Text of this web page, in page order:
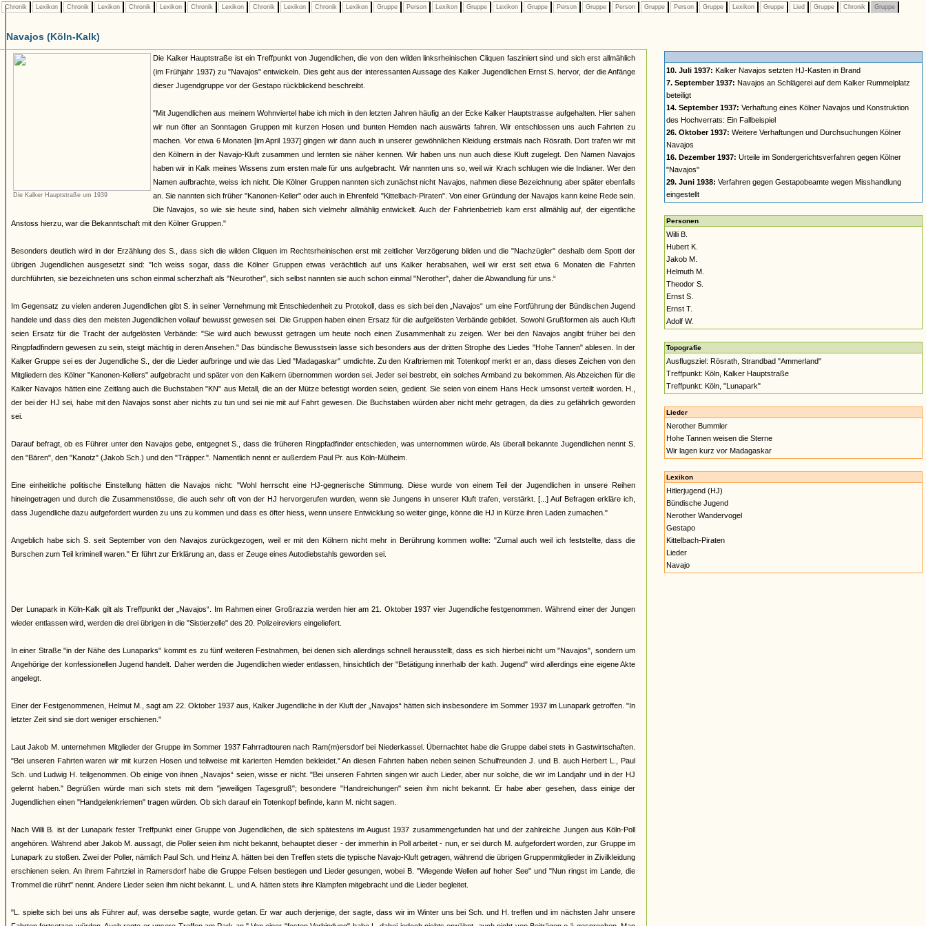
Chronik Lexikon Chronik Lexikon Chronik Lexikon Chronik Lexikon Chronik Lexikon Chronik Lexikon Gruppe Person Lexikon Gruppe Lexikon Gruppe Person Gruppe Person Gruppe Person Gruppe Lexikon Gruppe Lied Gruppe Chronik Gruppe
Navajos (Köln-Kalk)
Die Kalker Hauptstraße um 1939
Die Kalker Hauptstraße ist ein Treffpunkt von Jugendlichen, die von den wilden linksrheinischen Cliquen fasziniert sind und sich erst allmählich
(im Frühjahr 1937) zu "Navajos" entwickeln. Dies geht aus der interessanten Aussage des Kalker Jugendlichen Ernst S. hervor, der die Anfänge
dieser Jugendgruppe vor der Gestapo rückblickend beschreibt.
"Mit Jugendlichen aus meinem Wohnviertel habe ich mich in den letzten Jahren häufig an der Ecke Kalker Hauptstrasse aufgehalten. Hier sahen
wir nun öfter an Sonntagen Gruppen mit kurzen Hosen und bunten Hemden nach auswärts fahren. Wir entschlossen uns auch Fahrten zu
machen. Vor etwa 6 Monaten [im April 1937] gingen wir dann auch in unserer gewöhnlichen Kleidung erstmals nach Rösrath. Dort trafen wir mit
den Kölnern in der Navajo-Kluft zusammen und lernten sie näher kennen. Wir haben uns nun auch diese Kluft zugelegt. Den Namen Navajos
haben wir in Kalk meines Wissens zum ersten male für uns aufgebracht. Wir nannten uns so, weil wir Krach schlugen wie die Indianer. Wer den
Namen aufbrachte, weiss ich nicht. Die Kölner Gruppen nannten sich zunächst nicht Navajos, nahmen diese Bezeichnung aber später ebenfalls
an. Sie nannten sich früher "Kanonen-Keller" oder auch in Ehrenfeld "Kittelbach-Piraten". Von einer Gründung der Navajos kann keine Rede sein.
Die Navajos, so wie sie heute sind, haben sich vielmehr allmählig entwickelt. Auch der Fahrtenbetrieb kam erst allmählig auf, der eigentliche
Anstoss hierzu, war die Bekanntschaft mit den Kölner Gruppen."
Besonders deutlich wird in der Erzählung des S., dass sich die wilden Cliquen im Rechtsrheinischen erst mit zeitlicher Verzögerung bilden und die "Nachzügler" deshalb dem Spott der
übrigen Jugendlichen ausgesetzt sind: "Ich weiss sogar, dass die Kölner Gruppen etwas verächtlich auf uns Kalker herabsahen, weil wir erst seit etwa 6 Monaten die Fahrten
durchführten, sie bezeichneten uns schon einmal scherzhaft als "Neurother", sich selbst nannten sie auch schon einmal "Nerother", daher die Abwandlung für uns.“
Im Gegensatz zu vielen anderen Jugendlichen gibt S. in seiner Vernehmung mit Entschiedenheit zu Protokoll, dass es sich bei den „Navajos“ um eine Fortführung der Bündischen Jugend
handele und dass dies den meisten Jugendlichen vollauf bewusst gewesen sei. Die Gruppen haben einen Ersatz für die aufgelösten Verbände gebildet. Sowohl Grußformen als auch Kluft
seien Ersatz für die Tracht der aufgelösten Verbände: "Sie wird auch bewusst getragen um heute noch einen Zusammenhalt zu zeigen. Wer bei den Navajos angibt früher bei den
Ringpfadfindern gewesen zu sein, steigt mächtig in deren Ansehen." Das bündische Bewusstsein lasse sich besonders aus der dritten Strophe des Liedes "Hohe Tannen" ablesen. In der
Kalker Gruppe sei es der Jugendliche S., der die Lieder aufbringe und wie das Lied "Madagaskar" umdichte. Zu den Kraftriemen mit Totenkopf merkt er an, dass dieses Zeichen von den
Mitgliedern des Kölner "Kanonen-Kellers" aufgebracht und später von den Kalkern übernommen worden sei. Jeder sei bestrebt, ein solches Armband zu bekommen. Als Abzeichen für die
Kalker Navajos hätten eine Zeitlang auch die Buchstaben "KN" aus Metall, die an der Mütze befestigt worden seien, gedient. Sie seien von einem Hans Heck umsonst verteilt worden. H.,
der bei der HJ sei, habe mit den Navajos sonst aber nichts zu tun und sei nie mit auf Fahrt gewesen. Die Buchstaben würden aber nicht mehr getragen, da dies zu gefährlich geworden
sei.
Darauf befragt, ob es Führer unter den Navajos gebe, entgegnet S., dass die früheren Ringpfadfinder entschieden, was unternommen würde. Als überall bekannte Jugendlichen nennt S.
den "Bären", den "Kanotz" (Jakob Sch.) und den "Träpper.". Namentlich nennt er außerdem Paul Pr. aus Köln-Mülheim.
Eine einheitliche politische Einstellung hätten die Navajos nicht: "Wohl herrscht eine HJ-gegnerische Stimmung. Diese wurde von einem Teil der Jugendlichen in unsere Reihen
hineingetragen und durch die Zusammenstösse, die auch sehr oft von der HJ hervorgerufen wurden, wenn sie Jungens in unserer Kluft trafen, verstärkt. [...] Auf Befragen erkläre ich,
dass Jugendliche dazu aufgefordert wurden zu uns zu kommen und dass es öfter hiess, wenn unsere Entwicklung so weiter ginge, könne die HJ in Kürze ihren Laden zumachen."
Angeblich habe sich S. seit September von den Navajos zurückgezogen, weil er mit den Kölnern nicht mehr in Berührung kommen wollte: "Zumal auch weil ich feststellte, dass die
Burschen zum Teil kriminell waren." Er führt zur Erklärung an, dass er Zeuge eines Autodiebstahls geworden sei.
Der Lunapark in Köln-Kalk gilt als Treffpunkt der „Navajos“. Im Rahmen einer Großrazzia werden hier am 21. Oktober 1937 vier Jugendliche festgenommen. Während einer der Jungen
wieder entlassen wird, werden die drei übrigen in die "Sistierzelle" des 20. Polizeireviers eingeliefert.
In einer Straße "in der Nähe des Lunaparks" kommt es zu fünf weiteren Festnahmen, bei denen sich allerdings schnell herausstellt, dass es sich hierbei nicht um "Navajos", sondern um
Angehörige der konfessionellen Jugend handelt. Daher werden die Jugendlichen wieder entlassen, hinsichtlich der "Betätigung innerhalb der kath. Jugend" wird allerdings eine eigene Akte
angelegt.
Einer der Festgenommenen, Helmut M., sagt am 22. Oktober 1937 aus, Kalker Jugendliche in der Kluft der „Navajos“ hätten sich insbesondere im Sommer 1937 im Lunapark getroffen. "In
letzter Zeit sind sie dort weniger erschienen."
Laut Jakob M. unternehmen Mitglieder der Gruppe im Sommer 1937 Fahrradtouren nach Ram(m)ersdorf bei Niederkassel. Übernachtet habe die Gruppe dabei stets in Gastwirtschaften.
"Bei unseren Fahrten waren wir mit kurzen Hosen und teilweise mit karierten Hemden bekleidet." An diesen Fahrten haben neben seinen Schulfreunden J. und B. auch Herbert L., Paul
Sch. und Ludwig H. teilgenommen. Ob einige von ihnen „Navajos“ seien, wisse er nicht. "Bei unseren Fahrten singen wir auch Lieder, aber nur solche, die wir im Landjahr und in der HJ
gelernt haben." Begrüßen würde man sich stets mit dem "jeweiligen Tagesgruß"; besondere "Handreichungen" seien ihm nicht bekannt. Er habe aber gesehen, dass einige der
Jugendlichen einen "Handgelenkriemen" tragen würden. Ob sich darauf ein Totenkopf befinde, kann M. nicht sagen.
Nach Willi B. ist der Lunapark fester Treffpunkt einer Gruppe von Jugendlichen, die sich spätestens im August 1937 zusammengefunden hat und der zahlreiche Jungen aus Köln-Poll
angehören. Während aber Jakob M. aussagt, die Poller seien ihm nicht bekannt, behauptet dieser - der immerhin in Poll arbeitet - nun, er sei durch M. aufgefordert worden, zur Gruppe im
Lunapark zu stoßen. Zwei der Poller, nämlich Paul Sch. und Heinz A. hätten bei den Treffen stets die typische Navajo-Kluft getragen, während die übrigen Gruppenmitglieder in Zivilkleidung
erschienen seien. An ihrem Fahrtziel in Ramersdorf habe die Gruppe Felsen bestiegen und Lieder gesungen, wobei B. "Wiegende Wellen auf hoher See" und "Nun ringst im Lande, die
Trommel die rührt" nennt. Andere Lieder seien ihm nicht bekannt. L. und A. hätten stets ihre Klampfen mitgebracht und die Lieder begleitet.
"L. spielte sich bei uns als Führer auf, was derselbe sagte, wurde getan. Er war auch derjenige, der sagte, dass wir im Winter uns bei Sch. und H. treffen und im nächsten Jahr unsere
10. Juli 1937: Kalker Navajos setzten HJ-Kasten in Brand
7. September 1937: Navajos an Schlägerei auf dem Kalker Rummelplatz
beteiligt
14. September 1937: Verhaftung eines Kölner Navajos und Konstruktion
des Hochverrats: Ein Fallbeispiel
26. Oktober 1937: Weitere Verhaftungen und Durchsuchungen Kölner
Navajos
16. Dezember 1937: Urteile im Sondergerichtsverfahren gegen Kölner
"Navajos"
29. Juni 1938: Verfahren gegen Gestapobeamte wegen Misshandlung
eingestellt
Personen
Willi B.
Hubert K.
Jakob M.
Helmuth M.
Theodor S.
Ernst S.
Ernst T.
Adolf W.
Topografie
Ausflugsziel: Rösrath, Strandbad "Ammerland"
Treffpunkt: Köln, Kalker Hauptstraße
Treffpunkt: Köln, "Lunapark"
Lieder
Nerother Bummler
Hohe Tannen weisen die Sterne
Wir lagen kurz vor Madagaskar
Lexikon
Hitlerjugend (HJ)
Bündische Jugend
Nerother Wandervogel
Gestapo
Kittelbach-Piraten
Lieder
Navajo